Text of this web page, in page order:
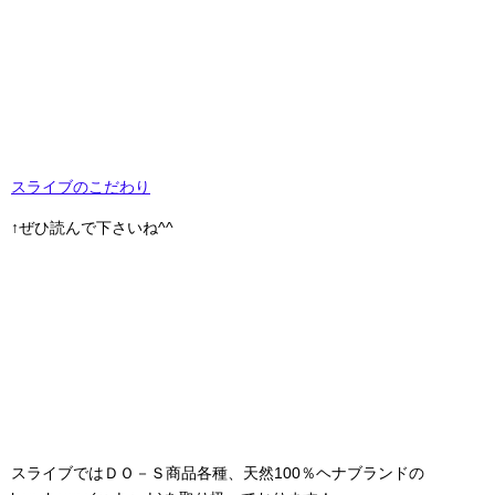
スライブのこだわり
↑ぜひ読んで下さいね^^
スライブではＤＯ－Ｓ商品各種、天然100％ヘナブランドの